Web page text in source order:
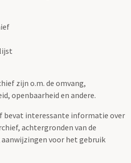
zijn o.m. de omvang,
openbaarheid en andere.
bevat interessante informatie over
achtergronden van de
voor het gebruik